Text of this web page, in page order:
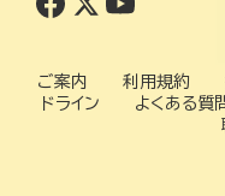
ご案内 利用規約
ドライン
よくある質